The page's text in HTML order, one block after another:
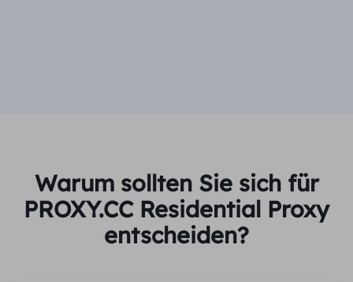
Warum sollten Sie sich für
PROXY.CC Residential Proxy
entscheiden?